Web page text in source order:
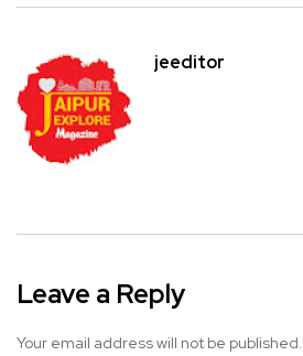
jeeditor
Leave a Reply
Your email address will not be published.